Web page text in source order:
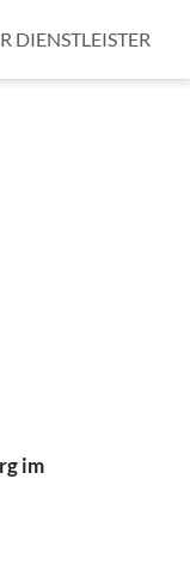
DIENSTLEISTER
im